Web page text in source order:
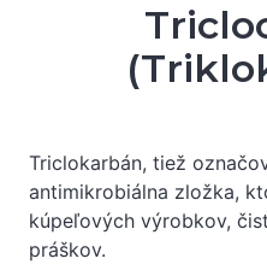
Triclokarbán, tiež
antimikrobiálna zložka,
kúpeľových výrobkov,
práškov.